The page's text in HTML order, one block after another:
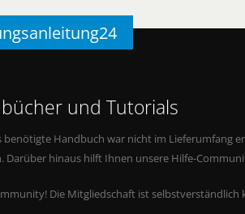
und Tutorials
Handbuch war nicht im Lieferumfang
Darüber hinaus hilft Ihnen unsere Hilfe-
Die Mitgliedschaft ist